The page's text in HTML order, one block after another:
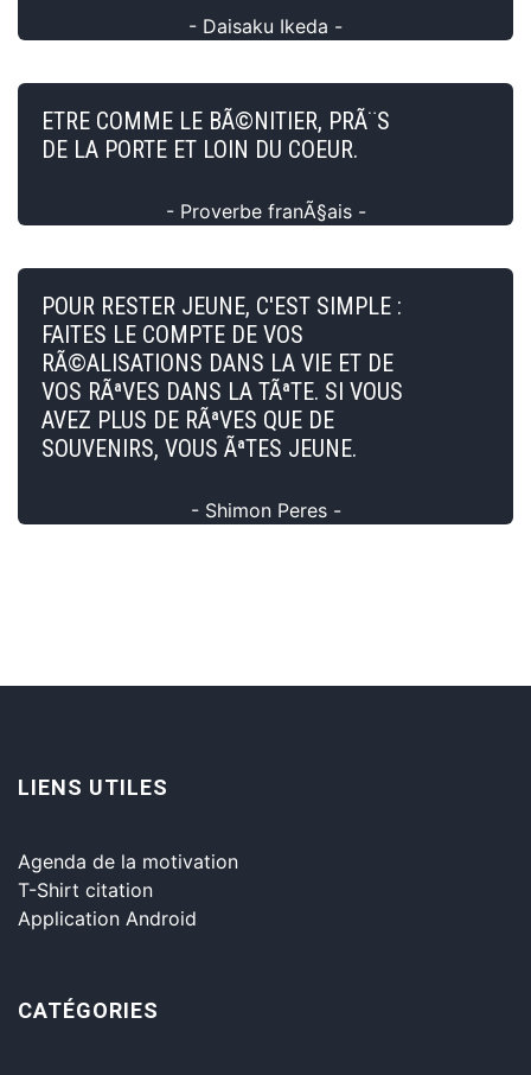
- Daisaku Ikeda -
ETRE COMME LE BÃ©NITIER, PRÃ¨S
DE LA PORTE ET LOIN DU COEUR.
- Proverbe franÃ§ais -
POUR RESTER JEUNE, C'EST SIMPLE :
FAITES LE COMPTE DE VOS
RÃ©ALISATIONS DANS LA VIE ET DE
VOS RÃªVES DANS LA TÃªTE. SI VOUS
AVEZ PLUS DE RÃªVES QUE DE
SOUVENIRS, VOUS ÃªTES JEUNE.
- Shimon Peres -
LIENS UTILES
Agenda de la motivation
T-Shirt citation
Application Android
CATÉGORIES